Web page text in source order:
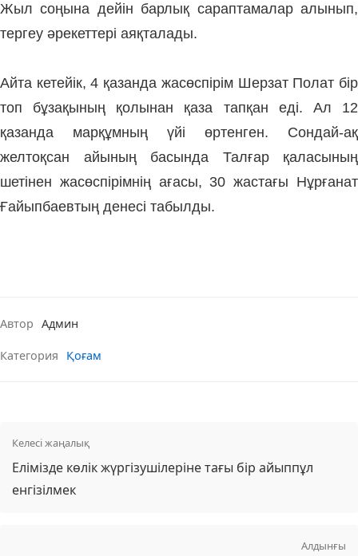
Жыл соңына дейін барлық сараптамалар алынып,
тергеу әрекеттері аяқталады.
Айта кетейік, 4 қазанда жасөспірім Шерзат Полат бір
топ бұзақының қолынан қаза тапқан еді. Ал 12
қазанда марқұмның үйі өртенген. Сондай-ақ
желтоқсан айының басында Талғар қаласының
шетінен жасөспірімнің ағасы, 30 жастағы Нұрғанат
Ғайыпбаевтың денесі табылды.
Автор Админ
Категория Қоғам
Келесі жаңалық
Елімізде көлік жүргізушілеріне тағы бір айыппұл
енгізілмек
Алдынғы